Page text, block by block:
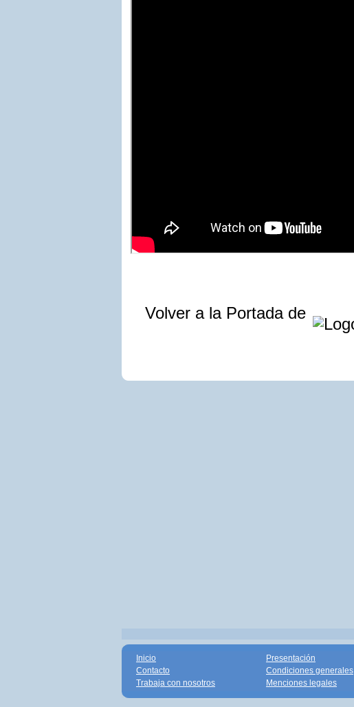
Volver a la Portada de
Inicio
Contacto
Trabaja con nosotros
Presentación
Condiciones generales
Menciones legales